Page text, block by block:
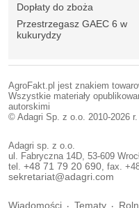
Dopłaty do zboża
Przestrzegasz GAEC 6 w
kukurydzy
AgroFakt.pl jest znakiem
Wszystkie materiały
autorskimi
© Adagri Sp. z o.o. 2010-2026
Adagri sp. z o.o.
ul. Fabryczna 14D, 53-609
tel. +48 71 79 20 690 , fax.
sekretariat@adagri.com
Wiadomości Tematy